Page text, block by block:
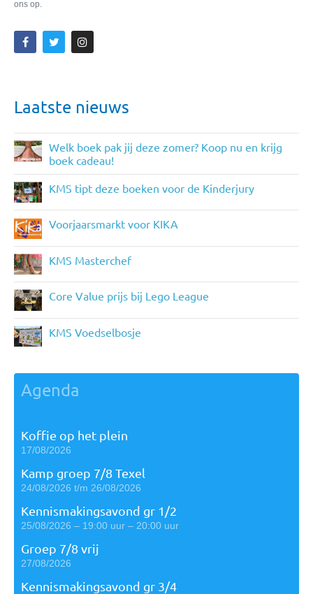
ons op.
Laatste nieuws
Welk boek pak jij deze zomer? Koop nu en krijg
boek cadeau!
KMS tipt deze boeken voor de Kinderjury
Voorjaarsmarkt voor KIKA
KMS Masterchef
Core Value prijs bij Lego League
KMS Voedselbosje
Agenda
Koffie op het plein
17/08/2026
Kamp groep 7/8 Texel
24/08/2026 t/m 26/08/2026
Kennismakingsavond gr 1/2
25/08/2026 – 19:00 uur – 20:00 uur
Groep 7/8 vrij
27/08/2026
Kennismakingsavond gr 3/4